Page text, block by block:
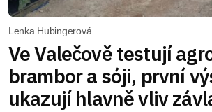
Lenka Hubingerová
Ve Valečově testují
brambor a sóji, první
ukazují hlavně vliv